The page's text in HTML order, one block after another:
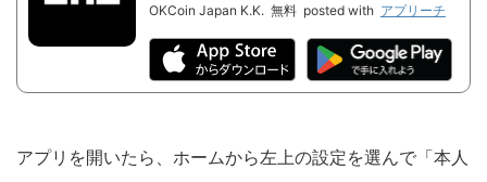
OKCoin Japan K.K. 無料 posted with アプリーチ
アプリを開いたら、ホームから左上の設定を選んで「本人